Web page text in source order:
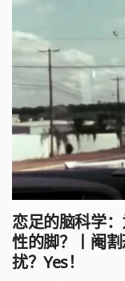
恋足的脑科学
性的脚？丨阉
扰？Yes！